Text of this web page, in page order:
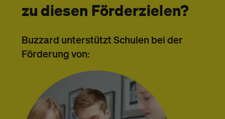
zu diesen Förderzielen?
Buzzard unterstützt Schulen bei der
Förderung von: